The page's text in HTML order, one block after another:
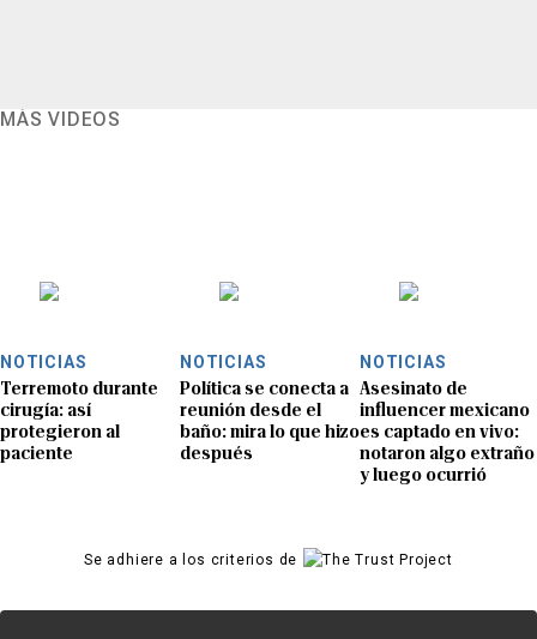
MÁS VIDEOS
NOTICIAS
Terremoto durante
cirugía: así
protegieron al
paciente
NOTICIAS
Política se conecta a
reunión desde el
baño: mira lo que hizo
después
NOTICIAS
Asesinato de
influencer mexicano
es captado en vivo:
notaron algo extraño
y luego ocurrió
Se adhiere a los criterios de